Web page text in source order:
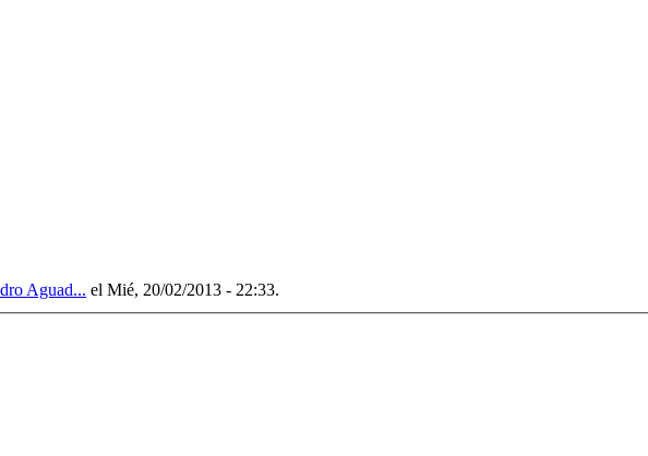
Aguad... el Mié, 20/02/2013 - 22:33.